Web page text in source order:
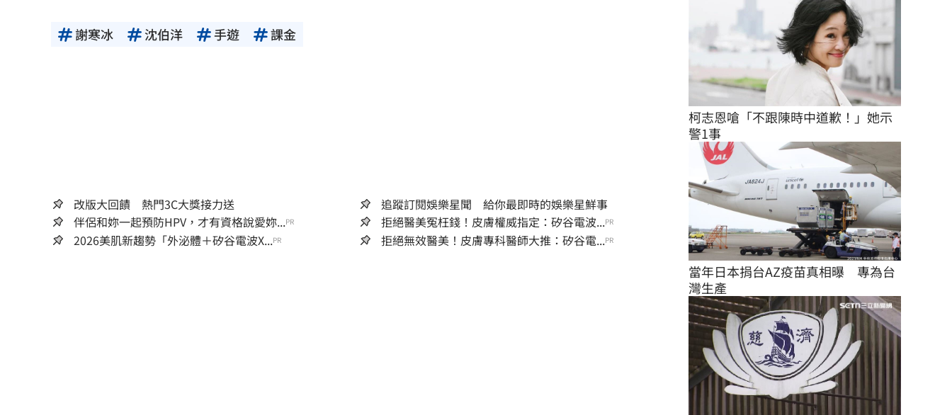
謝寒冰 沈伯洋 手遊 課金
改版大回饋 熱門3C大獎接力送
追蹤訂閱娛樂星聞 給你最即時的娛樂星鮮事
伴侶和妳一起預防HPV，才有資格說愛妳...PR 拒絕醫美冤枉錢！皮膚權威指定：矽谷電波...PR
2026美肌新趨勢「外泌體＋矽谷電波X...PR 拒絕無效醫美！皮膚專科醫師大推：矽谷電...PR
柯志恩嗆「不跟陳時中道歉！」她示
警1事
當年日本捐台AZ疫苗真相曝　專為台
灣生產